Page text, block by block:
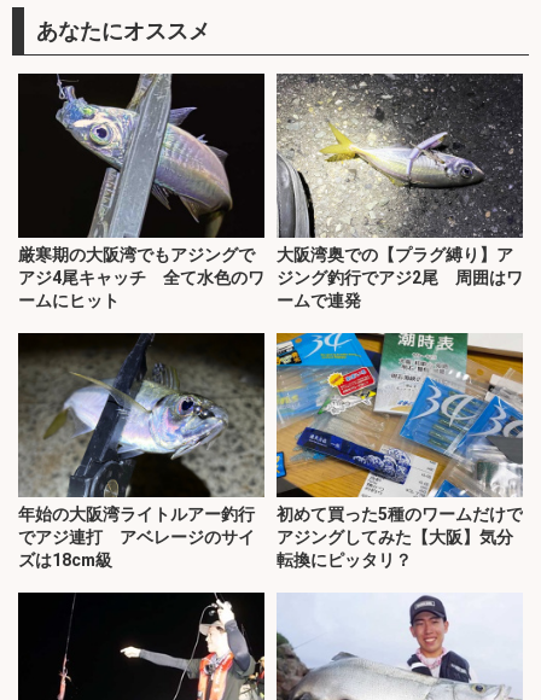
あなたにオススメ
厳寒期の大阪湾でもアジングで
アジ4尾キャッチ 全て水色のワ
ームにヒット
大阪湾奥での【プラグ縛り】ア
ジング釣行でアジ2尾 周囲はワ
ームで連発
年始の大阪湾ライトルアー釣行
でアジ連打 アベレージのサイ
ズは18cm級
初めて買った5種のワームだけで
アジングしてみた【大阪】気分
転換にピッタリ？